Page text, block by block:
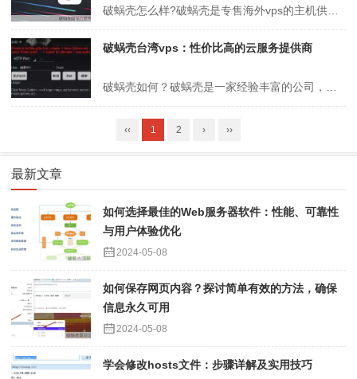
破蜗壳台湾vps：性价比高的云服务提供商
‹‹ 1 2 › ››
最新文章
如何选择最佳的Web服务器软件：性能、可靠性
与用户体验优化
2024-05-08
如何保存网页内容？探讨简单有效的方法，确保
信息永久可用
2024-05-08
学会修改hosts文件：步骤详解及实用技巧